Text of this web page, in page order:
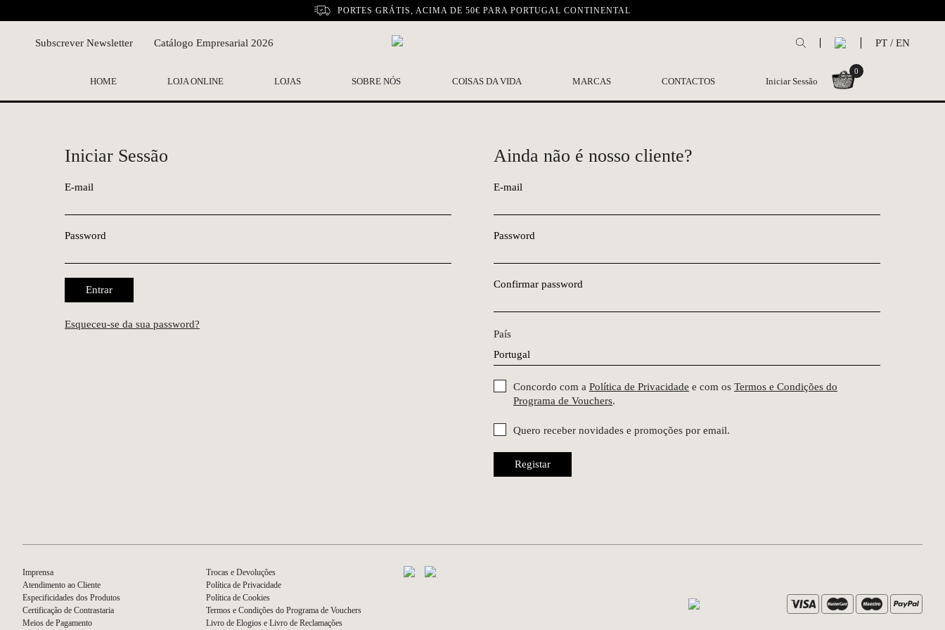
PORTES GRÁTIS, ACIMA DE 50€ PARA PORTUGAL CONTINENTAL
Subscrever Newsletter Catálogo Empresarial 2026 PT / EN
HOME LOJA ONLINE LOJAS SOBRE NÓS COISAS DA VIDA MARCAS CONTACTOS Iniciar Sessão
0
Iniciar Sessão
E-mail
Password
Entrar
Esqueceu-se da sua password?
Ainda não é nosso cliente?
E-mail
Password
Confirmar password
País
Concordo com a Política de Privacidade e com os Termos e Condições do
Programa de Vouchers.
Quero receber novidades e promoções por email.
Registar
Imprensa
Atendimento ao Cliente
Especificidades dos Produtos
Certificação de Contrastaria
Meios de Pagamento
Trocas e Devoluções
Política de Privacidade
Política de Cookies
Termos e Condições do Programa de Vouchers
Livro de Elogios e Livro de Reclamações